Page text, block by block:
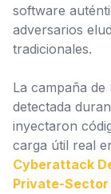
software
adversarios
tradicionales.
La campaña
detectada
inyectaron
carga útil real
Cyberattack
Private-Sector